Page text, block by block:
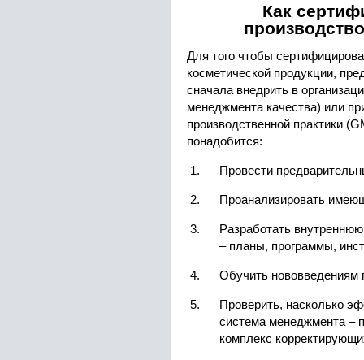
Как
Для того чтобы
косметической продукции,
сначала внедрить в
менеджмента качества) или
производственной практики
понадобится:
Провести
Проанализировать
Разработать
– планы, программы,
Обучить нововведениям
Проверить, насколько
система менеджмента –
комплекс